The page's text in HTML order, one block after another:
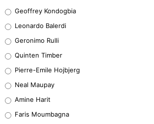
38%
32%
4%
1%
Geoffrey Kondogbia
Leonardo Balerdi
Geronimo Rulli
Quinten Timber
Pierre-Emile Hojbjerg
Neal Maupay
Amine Harit
Faris Moumbagna